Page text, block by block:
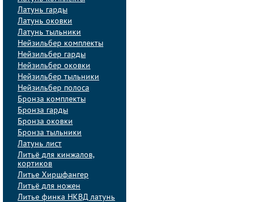
Латунь гарды
Латунь оковки
Латунь тыльники
Нейзильбер комплекты
Нейзильбер гарды
Нейзильбер оковки
Нейзильбер тыльники
Нейзильбер полоса
Бронза комплекты
Бронза гарды
Бронза оковки
Бронза тыльники
Латунь лист
Литьё для кинжалов,
кортиков
Литье Хиршфангер
Литьё для ножен
Литье финка НКВД латунь